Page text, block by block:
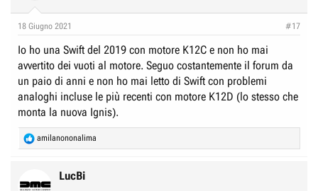
s
18 Giugno 2021 #17
Io ho una Swift del 2019 con motore K12C e non ho mai
avvertito dei vuoti al motore. Seguo costantemente il forum da
un paio di anni e non ho mai letto di Swift con problemi
analoghi incluse le più recenti con motore K12D (lo stesso che
monta la nuova Ignis).
R
e
t
amilanononalima
LucBi